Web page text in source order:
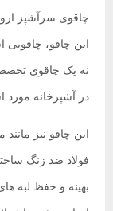
چاقوی سرآشپز
این چاقو، چاقویی
نه یک چاقوی
در آشپزخانه مورد
این چاقو نیز
فولاد ضد زنگ
بهینه و حفظ لبه